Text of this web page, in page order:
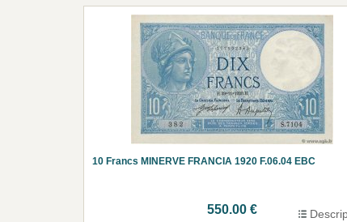
10 Francs MINERVE FRANCIA 1920 F.06.04 EBC
550.00 €